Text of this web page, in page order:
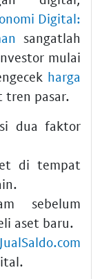
Digital:
sangatlah
mulai
harga
tren pasar.
dua faktor
di tempat
sebelum
aset baru.
JualSaldo.com